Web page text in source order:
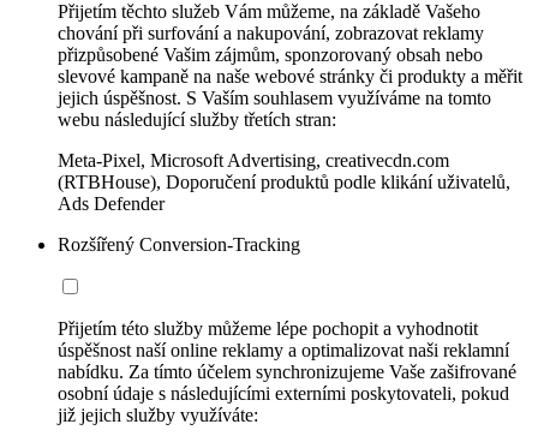
Přijetím těchto služeb Vám můžeme, na základě Vašeho
chování při surfování a nakupování, zobrazovat reklamy
přizpůsobené Vašim zájmům, sponzorovaný obsah nebo
slevové kampaně na naše webové stránky či produkty a měřit
jejich úspěšnost. S Vaším souhlasem využíváme na tomto
webu následující služby třetích stran:
Meta-Pixel, Microsoft Advertising, creativecdn.com
(RTBHouse), Doporučení produktů podle klikání uživatelů,
Ads Defender
Rozšířený Conversion-Tracking
Přijetím této služby můžeme lépe pochopit a vyhodnotit
úspěšnost naší online reklamy a optimalizovat naši reklamní
nabídku. Za tímto účelem synchronizujeme Vaše zašifrované
osobní údaje s následujícími externími poskytovateli, pokud
již jejich služby využíváte: